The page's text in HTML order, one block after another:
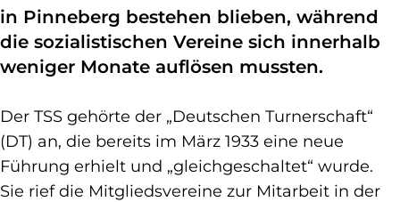
in Pinneberg bestehen blieben, während
die sozialistischen Vereine sich innerhalb
weniger Monate auflösen mussten.
Der TSS gehörte der „Deutschen Turnerschaft“
(DT) an, die bereits im März 1933 eine neue
Führung erhielt und „gleichgeschaltet“ wurde.
Sie rief die Mitgliedsvereine zur Mitarbeit in der